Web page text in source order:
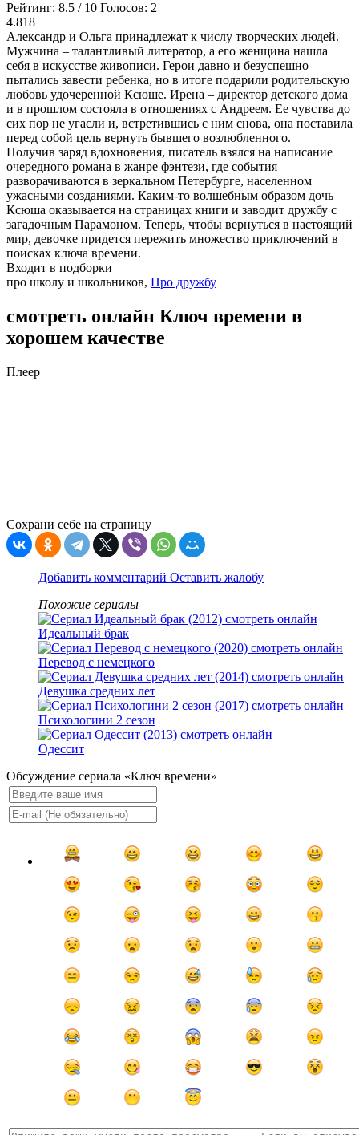
Рейтинг: 8.5 / 10 Голосов: 2
4.818
Александр и Ольга принадлежат к числу творческих людей.
Мужчина – талантливый литератор, а его женщина нашла
себя в искусстве живописи. Герои давно и безуспешно
пытались завести ребенка, но в итоге подарили родительскую
любовь удочеренной Ксюше. Ирена – директор детского дома
и в прошлом состояла в отношениях с Андреем. Ее чувства до
сих пор не угасли и, встретившись с ним снова, она поставила
перед собой цель вернуть бывшего возлюбленного.
Получив заряд вдохновения, писатель взялся на написание
очередного романа в жанре фэнтези, где события
разворачиваются в зеркальном Петербурге, населенном
ужасными созданиями. Каким-то волшебным образом дочь
Ксюша оказывается на страницах книги и заводит дружбу с
загадочным Парамоном. Теперь, чтобы вернуться в настоящий
мир, девочке придется пережить множество приключений в
поисках ключа времени.
Входит в подборки
про школу и школьников, Про дружбу
смотреть онлайн Ключ времени в
хорошем качестве
Плеер
Сохрани себе на страницу
Добавить комментарий Оставить жалобу
Похожие сериалы
Идеальный брак
Перевод с немецкого
Девушка средних лет
Психологини 2 сезон
Одессит
Обсуждение сериала «Ключ времени»